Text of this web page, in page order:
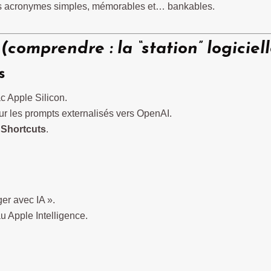
acronymes simples, mémorables et… bankables.
(comprendre : la “station”
Apple Silicon.
les prompts externalisés vers OpenAI.
Shortcuts.
avec IA ».
Apple Intelligence.